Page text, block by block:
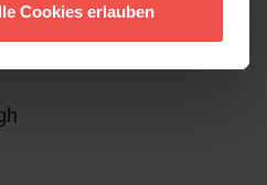
Cookies erlauben